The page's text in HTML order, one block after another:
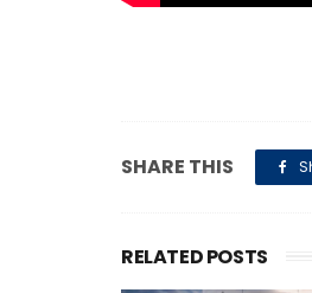
SHARE THIS
RELATED POSTS